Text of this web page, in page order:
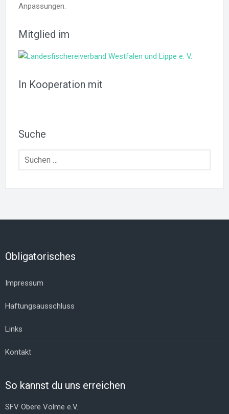
Anpassungen.
Mitglied im
In Kooperation mit
Suche
Suchen
Obligatorisches
Impressum
Haftungsausschluss
Links
Kontakt
So kannst du uns erreichen
SFV Obere Volme e.V.